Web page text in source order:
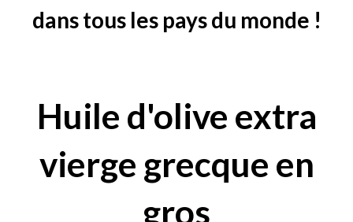
dans tous les pays du monde !
Huile d'olive extra
vierge grecque en
gros